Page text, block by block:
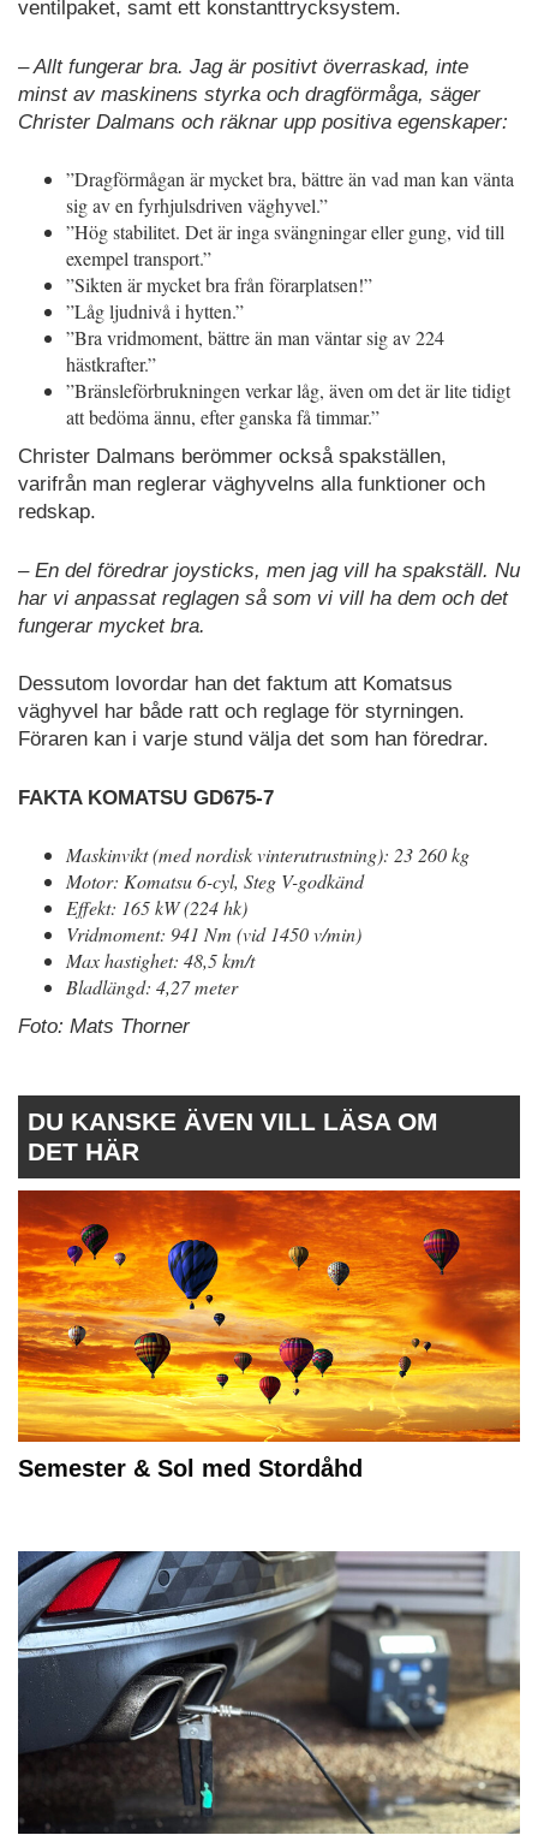
ventilpaket, samt ett konstanttrycksystem.
– Allt fungerar bra. Jag är positivt överraskad, inte
minst av maskinens styrka och dragförmåga, säger
Christer Dalmans och räknar upp positiva egenskaper:
”Dragförmågan är mycket bra, bättre än vad man kan vänta
sig av en fyrhjulsdriven väghyvel.”
”Hög stabilitet. Det är inga svängningar eller gung, vid till
exempel transport.”
”Sikten är mycket bra från förarplatsen!”
”Låg ljudnivå i hytten.”
”Bra vridmoment, bättre än man väntar sig av 224
hästkrafter.”
”Bränsleförbrukningen verkar låg, även om det är lite tidigt
att bedöma ännu, efter ganska få timmar.”
Christer Dalmans berömmer också spakställen,
varifrån man reglerar väghyvelns alla funktioner och
redskap.
– En del föredrar joysticks, men jag vill ha spakställ. Nu
har vi anpassat reglagen så som vi vill ha dem och det
fungerar mycket bra.
Dessutom lovordar han det faktum att Komatsus
väghyvel har både ratt och reglage för styrningen.
Föraren kan i varje stund välja det som han föredrar.
FAKTA KOMATSU GD675-7
Maskinvikt (med nordisk vinterutrustning): 23 260 kg
Motor: Komatsu 6-cyl, Steg V-godkänd
Effekt: 165 kW (224 hk)
Vridmoment: 941 Nm (vid 1450 v/min)
Max hastighet: 48,5 km/t
Bladlängd: 4,27 meter
Foto: Mats Thorner
DU KANSKE ÄVEN VILL LÄSA OM
DET HÄR
Semester & Sol med Stordåhd